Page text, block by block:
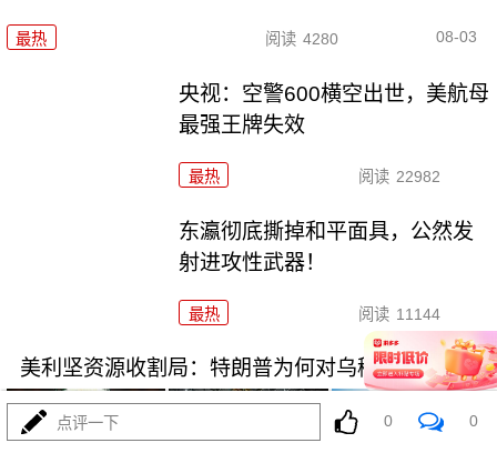
最热 阅读 4280 08-03
央视：空警600横空出世，美航母
最强王牌失效
最热 阅读 22982
东瀛彻底撕掉和平面具，公然发
射进攻性武器！
最热 阅读 11144
美利坚资源收割局：特朗普为何对乌稀土\"摊牌\"
点评一下 0 0